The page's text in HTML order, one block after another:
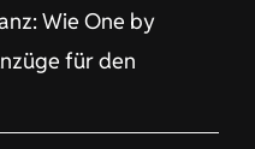
Wie One by
für den